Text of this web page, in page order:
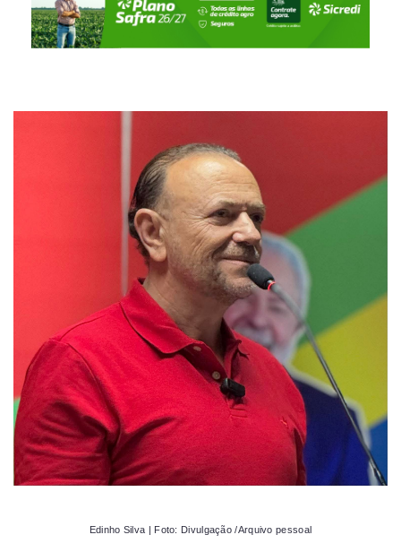
Edinho Silva | Foto: Divulgação /Arquivo pessoal